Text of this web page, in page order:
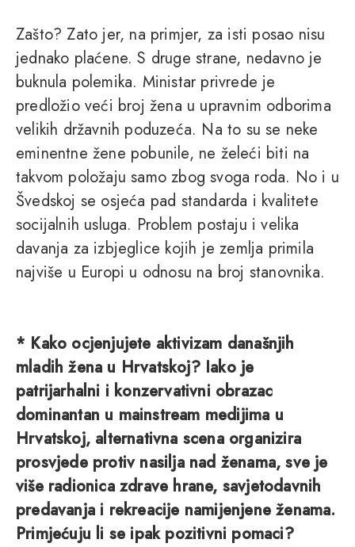
Zašto? Zato jer, na primjer, za isti posao nisu
jednako plaćene. S druge strane, nedavno je
buknula polemika. Ministar privrede je
predložio veći broj žena u upravnim odborima
velikih državnih poduzeća. Na to su se neke
eminentne žene pobunile, ne želeći biti na
takvom položaju samo zbog svoga roda. No i u
Švedskoj se osjeća pad standarda i kvalitete
socijalnih usluga. Problem postaju i velika
davanja za izbjeglice kojih je zemlja primila
najviše u Europi u odnosu na broj stanovnika.
* Kako ocjenjujete aktivizam današnjih
mladih žena u Hrvatskoj? Iako je
patrijarhalni i konzervativni obrazac
dominantan u mainstream medijima u
Hrvatskoj, alternativna scena organizira
prosvjede protiv nasilja nad ženama, sve je
više radionica zdrave hrane, savjetodavnih
predavanja i rekreacije namijenjene ženama.
Primjećuju li se ipak pozitivni pomaci?